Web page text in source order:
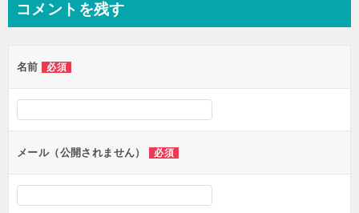
ビ
ー
シ
ン
コメントを残す
名前 必須
メール（公開されません） 必須